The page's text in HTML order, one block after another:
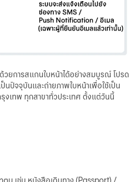
ยการสแกนใบหน้าได้อย่างสมบูรณ์ โปรด
นปัจจุบันและถ่ายภาพใบหน้าเพื่อใช้เป็น
งเทพ ทุกสาขาทั่วประเทศ ตั้งแต่วันนี้